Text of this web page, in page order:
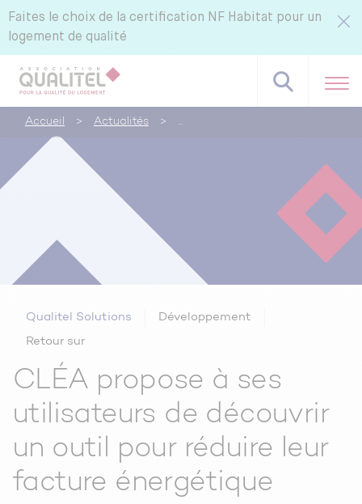
Faites le choix de la certification NF Habitat pour un
logement de qualité
Référentiels NF Habitat - NF Habitat HQE
Tous nos labels et services
Pourquoi certifier avec CERQUAL ?
Accueil > Actualités >
Qualitel Solutions
Développement
Retour sur
CLÉA propose à ses
utilisateurs de découvrir
un outil pour réduire leur
facture énergétique